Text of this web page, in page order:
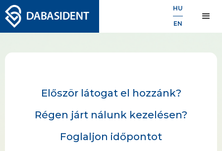
HU
----
EN
Először látogat el hozzánk?
Régen járt nálunk kezelésen?
Foglaljon időpontot